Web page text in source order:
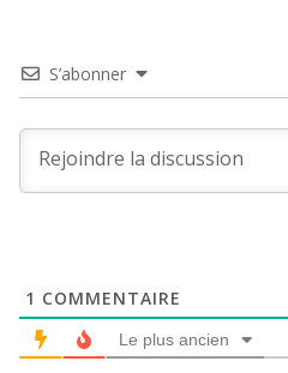
S’abonner
1 COMMENTAIRE
Le plus ancien